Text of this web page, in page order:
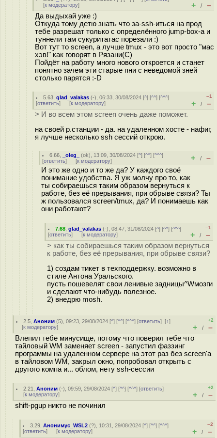
[к модератору] + / –
Да выдыхай уже :)
Откуда тому детю знать что за-ssh-иться на прод
тебе разрешат только с определённого jump-box-а и
туннели там сукуритатас порезали :)
Вот тут то screen, а лучше tmux - это вот просто "мас
хэв!" как говорят в Рязани(С)
Пойдёт на работу много нового откроется и станет
понятно зачем эти старые пни с неведомой зней
столько парятся :-D
5.63 ,glad_valakas (-), 06:33, 30/08/2024 [^] [^^] [^^^]
[ответить] [к модератору]
–1
+ / –
> И во всем этом screen очень даже поможет.
на своей р.станции - да. на удаленном хосте - нафиг,
я лучше несколько ssh сессий открою.
6.66 _oleg_ (ok), 13:09, 30/08/2024 [^] [^^] [^^^]
[ответить] [к модератору] + / –
И это же одно и то же да? У каждого своё
понимание удобства. Я уж молчу про то, как
ты собираешься таким образом вернуться к
работе, без её прерывания, при обрыве связи? Ты
ж пользовался screen/tmux, да? И понимаешь как
они работают?
7.68 ,glad_valakas (-), 08:47, 31/08/2024 [^] [^^] [^^^]
[ответить] [к модератору]
–1
+ / –
> как ты собираешься таким образом вернуться
к работе, без её прерывания, при обрыве связи?
1) создам тикет в техподдержку. возможно в
стиле Антона Уральского.
пусть пошевелят свои ленивые задницы^Wмозги
и сделают что-нибудь полезное.
2) внедрю mosh.
2.5 ,Аноним (5), 09:23, 29/08/2024 [^] [^^] [^^^] [ответить][↑]
[к модератору]
+2
+ / –
Влепил тебе минусище, потому что поверил тебе что
тайловый WM заменяет screen - запустил фаззинг
программы на удаленном сервере на этот раз без screen'а
в тайловом WM, закрыл окно, попробовал открыть с
другого компа и... облом, нету ssh-сессии
2.21 ,Аноним (-), 09:59, 29/08/2024 [^] [^^] [^^^] [ответить]
[к модератору]
+2
+ / –
shift-pgup никто не починил
3.29 ,Анонимус_WSL2 (?), 10:31, 29/08/2024 [^] [^^] [^^^]
[ответить] [к модератору]
–2
+ / –